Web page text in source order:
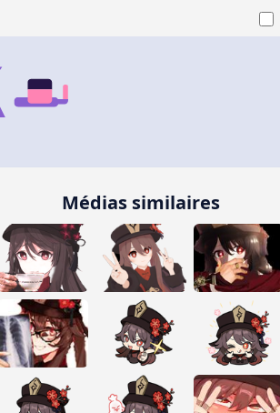
Médias similaires